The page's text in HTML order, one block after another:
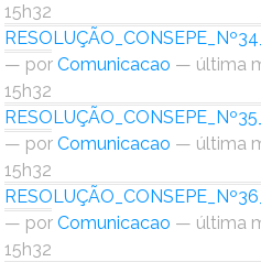
Ministério dos Direitos Humanos
Secretaria-Geral da Presidência da
Gabinete de Segurança Institucional
Advocacia-Geral da União
Banco Central do Brasil
15h32
— por Comunicacao — última
15h32
— por Comunicacao — última
15h32
— por Comunicacao — última
15h32